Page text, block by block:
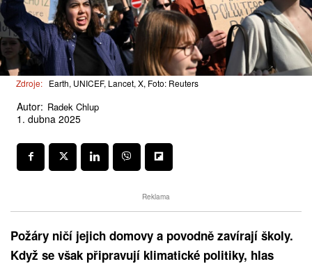
Zdroje: Earth, UNICEF, Lancet, X, Foto: Reuters
Autor: Radek Chlup
1. dubna 2025
Reklama
Požáry ničí jejich domovy a povodně zavírají školy.
Když se však připravují klimatické politiky, hlas